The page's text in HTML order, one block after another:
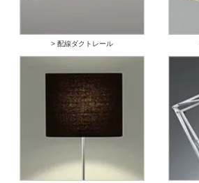
> 配線ダクトレール